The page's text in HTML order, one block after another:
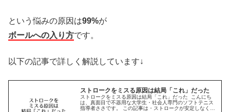
という悩みの原因は99%が
ボールへの入り方です。
以下の記事で詳しく解説しています↓
ストロークをミスる原因は結局「これ」だった
ストロークをミスる原因は結局「これ」だった こんにち
は、真面目で不器用な大学生・社会人専門のソフトテニス
指導者ささです。 この記事は・ストロークが安定しなくて